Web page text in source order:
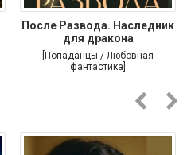
После Развода. Наследник
для дракона
[Попаданцы / Любовная
фантастика]